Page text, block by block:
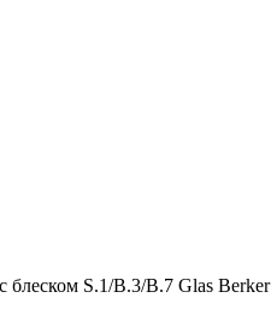
блеском S.1/B.3/B.7 Glas Berker